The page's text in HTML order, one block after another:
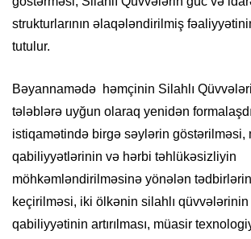
strukturlarının əlaqələndirilmiş
tutulur.
Bəyannamədə həmçinin Silahlı
tələblərə uyğun olaraq yenidən
istiqamətində birgə səylərin göstərilməsi,
qabiliyyətlərinin və hərbi təhlükəsizliyin
möhkəmləndirilməsinə yönələn
keçirilməsi, iki ölkənin silahlı
qabiliyyətinin artırılması, müasir